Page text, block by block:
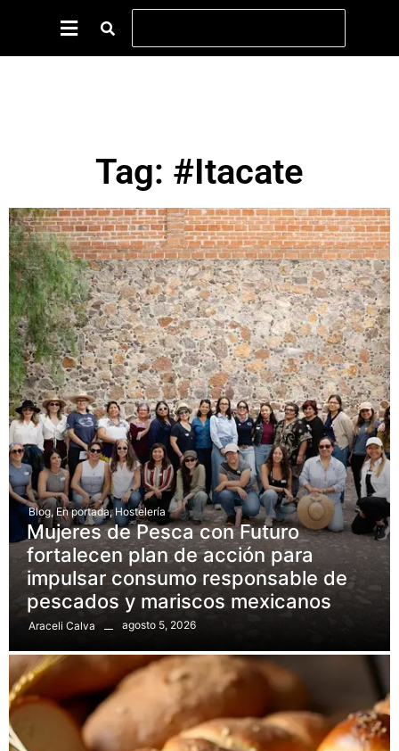
Tag: #Itacate
Blog, En portada, Hostelería
Mujeres de Pesca con Futuro
fortalecen plan de acción para
impulsar consumo responsable de
pescados y mariscos mexicanos
Araceli Calva agosto 5, 2026